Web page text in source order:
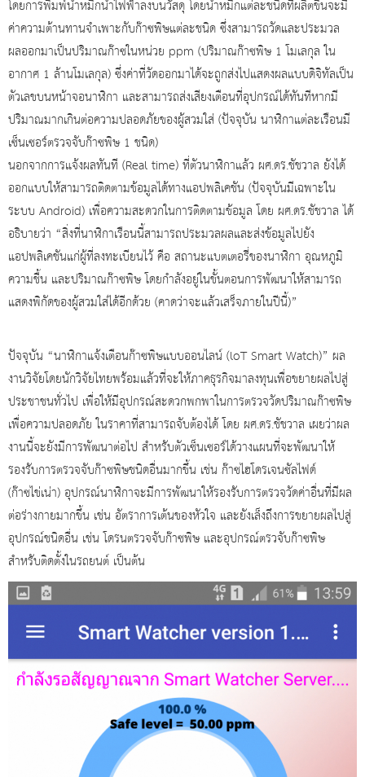
โดยการพิมพ์น้ำหมึกนำไฟฟ้าลงบนวัสดุ โดยน้ำหมึกแต่ละชนิดที่ผลิตขึ้นจะมี
ค่าความต้านทานจำเพาะกับก๊าซพิษแต่ละชนิด ซึ่งสามารถวัดและประมวล
ผลออกมาเป็นปริมาณก๊าซในหน่วย ppm (ปริมาณก๊าซพิษ 1 โมเลกุล ใน
อากาศ 1 ล้านโมเลกุล) ซึ่งค่าที่วัดออกมาได้จะถูกส่งไปแสดงผลแบบดิจิทัลเป็น
ตัวเลขบนหน้าจอนาฬิกา และสามารถส่งเสียงเตือนที่อุปกรณ์ได้ทันทีหากมี
ปริมาณมากเกินต่อความปลอดภัยของผู้สวมใส่ (ปัจจุบัน นาฬิกาแต่ละเรือนมี
เซ็นเซอร์ตรวจจับก๊าซพิษ 1 ชนิด)
นอกจากการแจ้งผลทันที (Real time) ที่ตัวนาฬิกาแล้ว ผศ.ดร.ชัชวาล ยังได้
ออกแบบให้สามารถติดตามข้อมูลได้ทางแอปพลิเคชัน (ปัจจุบันมีเฉพาะใน
ระบบ Android) เพื่อความสะดวกในการติดตามข้อมูล โดย ผศ.ดร.ชัชวาล ได้
อธิบายว่า “สิ่งที่นาฬิกาเรือนนี้สามารถประมวลผลและส่งข้อมูลไปยัง
แอปพลิเคชันแก่ผู้ที่ลงทะเบียนไว้ คือ สถานะแบตเตอรี่ของนาฬิกา อุณหภูมิ
ความชื้น และปริมาณก๊าซพิษ โดยกำลังอยู่ในขั้นตอนการพัฒนาให้สามารถ
แสดงพิกัดของผู้สวมใส่ได้อีกด้วย (คาดว่าจะแล้วเสร็จภายในปีนี้)”
ปัจจุบัน “นาฬิกาแจ้งเตือนก๊าซพิษแบบออนไลน์ (loT Smart Watch)” ผล
งานวิจัยโดยนักวิจัยไทยพร้อมแล้วที่จะให้ภาคธุรกิจมาลงทุนเพื่อขยายผลไปสู่
ประชาชนทั่วไป เพื่อให้มีอุปกรณ์สะดวกพกพาในการตรวจวัดปริมาณก๊าซพิษ
เพื่อความปลอดภัย ในราคาที่สามารถจับต้องได้ โดย ผศ.ดร.ชัชวาล เผยว่าผล
งานนี้จะยังมีการพัฒนาต่อไป สำหรับตัวเซ็นเซอร์ได้วางแผนที่จะพัฒนาให้
รองรับการตรวจจับก๊าซพิษชนิดอื่นมากขึ้น เช่น ก๊าซไฮโดรเจนซัลไฟด์
(ก๊าซไข่เน่า) อุปกรณ์นาฬิกาจะมีการพัฒนาให้รองรับการตรวจวัดค่าอื่นที่มีผล
ต่อร่างกายมากขึ้น เช่น อัตราการเต้นของหัวใจ และยังเล็งถึงการขยายผลไปสู่
อุปกรณ์ชนิดอื่น เช่น โดรนตรวจจับก๊าซพิษ และอุปกรณ์ตรวจับก๊าซพิษ
สำหรับติดตั้งในรถยนต์ เป็นต้น